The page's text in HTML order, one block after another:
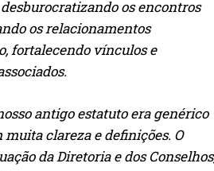
os encontros
os relacionamentos
fortalecendo vínculos e
antigo estatuto era genérico
clareza e definições. O
da Diretoria e dos